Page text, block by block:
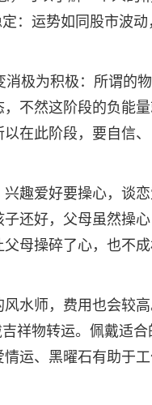
：运势如同股市波
极为积极：所谓的
不然这阶段的负能
在此阶段，要自信
趣爱好要操心，谈
还好，父母虽然操
父母操碎了心，也不
水师，费用也会较
祥物转运。佩戴适
运、黑曜石有助于